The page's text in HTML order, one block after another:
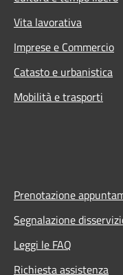
Vita lavorativa
Imprese e Commercio
Catasto e urbanistica
Mobilità e trasporti
Prenotazione
Segnalazione
Leggi le FAQ
Richiesta assistenza